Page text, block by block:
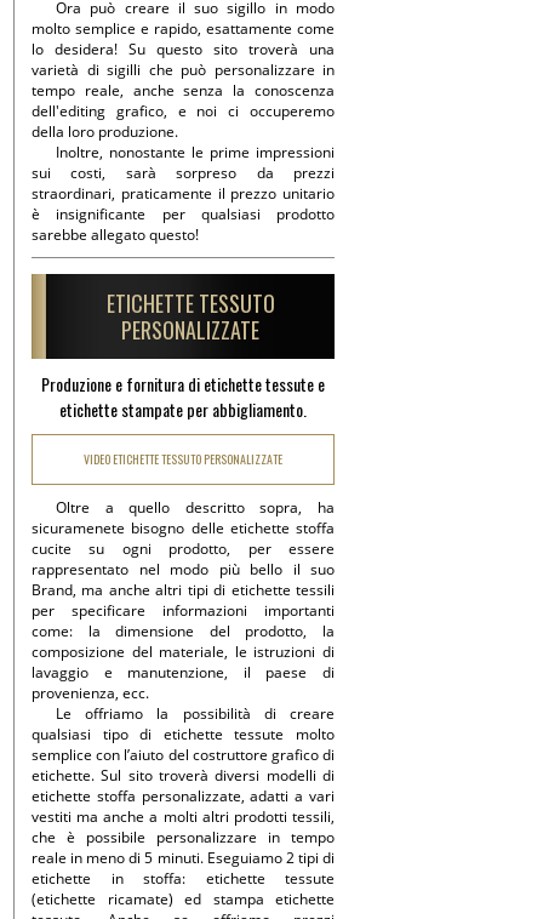
Ora può creare il suo sigillo in modo
molto semplice e rapido, esattamente come
lo desidera! Su questo sito troverà una
varietà di sigilli che può personalizzare in
tempo reale, anche senza la conoscenza
dell'editing grafico, e noi ci occuperemo
della loro produzione.
Inoltre, nonostante le prime impressioni
sui costi, sarà sorpreso da prezzi
straordinari, praticamente il prezzo unitario
è insignificante per qualsiasi prodotto
sarebbe allegato questo!
ETICHETTE TESSUTO
PERSONALIZZATE
Produzione e fornitura di etichette tessute e
etichette stampate per abbigliamento.
VIDEO ETICHETTE TESSUTO PERSONALIZZATE
Oltre a quello descritto sopra, ha
sicuramenete bisogno delle etichette stoffa
cucite su ogni prodotto, per essere
rappresentato nel modo più bello il suo
Brand, ma anche altri tipi di etichette tessili
per specificare informazioni importanti
come: la dimensione del prodotto, la
composizione del materiale, le istruzioni di
lavaggio e manutenzione, il paese di
provenienza, ecc.
Le offriamo la possibilità di creare
qualsiasi tipo di etichette tessute molto
semplice con l’aiuto del costruttore grafico di
etichette. Sul sito troverà diversi modelli di
etichette stoffa personalizzate, adatti a vari
vestiti ma anche a molti altri prodotti tessili,
che è possibile personalizzare in tempo
reale in meno di 5 minuti. Eseguiamo 2 tipi di
etichette in stoffa: etichette tessute
(etichette ricamate) ed stampa etichette